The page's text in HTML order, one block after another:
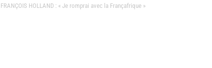
FRANÇOIS HOLLAND : « Je romprai avec la Françafrique »